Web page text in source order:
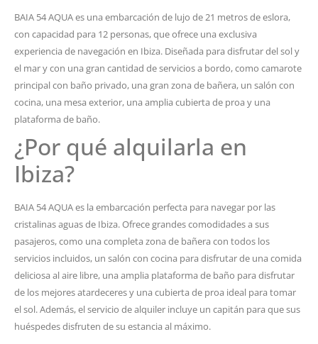
BAIA 54 AQUA es una embarcación de lujo de 21 metros de eslora,
con capacidad para 12 personas, que ofrece una exclusiva
experiencia de navegación en Ibiza. Diseñada para disfrutar del sol y
el mar y con una gran cantidad de servicios a bordo, como camarote
principal con baño privado, una gran zona de bañera, un salón con
cocina, una mesa exterior, una amplia cubierta de proa y una
plataforma de baño.
¿Por qué alquilarla en
Ibiza?
BAIA 54 AQUA es la embarcación perfecta para navegar por las
cristalinas aguas de Ibiza. Ofrece grandes comodidades a sus
pasajeros, como una completa zona de bañera con todos los
servicios incluidos, un salón con cocina para disfrutar de una comida
deliciosa al aire libre, una amplia plataforma de baño para disfrutar
de los mejores atardeceres y una cubierta de proa ideal para tomar
el sol. Además, el servicio de alquiler incluye un capitán para que sus
huéspedes disfruten de su estancia al máximo.